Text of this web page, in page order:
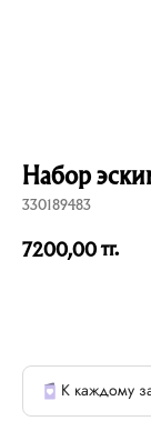
Набор
330189483
7200,00тг.
К каждому